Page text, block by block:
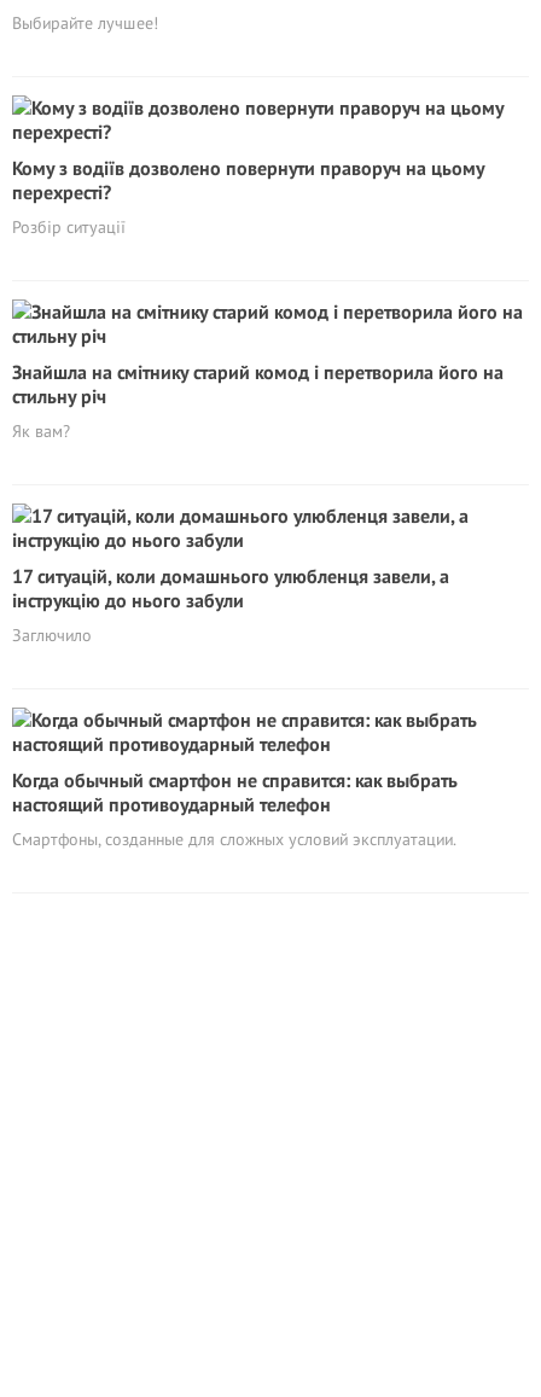
Выбирайте лучшее!
Кому з водіїв дозволено повернути праворуч на цьому
перехресті?
Розбір ситуації
Знайшла на смітнику старий комод і перетворила його на
стильну річ
Як вам?
17 ситуацій, коли домашнього улюбленця завели, а
інструкцію до нього забули
Заглючило
Когда обычный смартфон не справится: как выбрать
настоящий противоударный телефон
Смартфоны, созданные для сложных условий эксплуатации.